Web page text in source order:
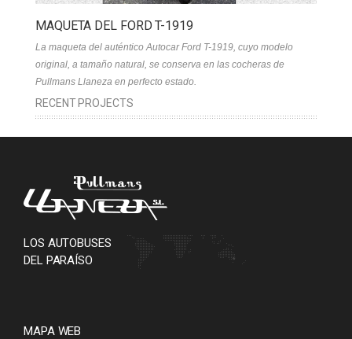
MAQUETA DEL FORD T-1919
La maqueta del auténtico Autocar Ford T-1919, cuyo modelo
original, a tamaño natural, se conserva en las cocheras de
Pullmans Llaneza en perfecto estado.
RECENT PROJECTS
LOS AUTOBUSES
DEL PARAÍSO
MAPA WEB